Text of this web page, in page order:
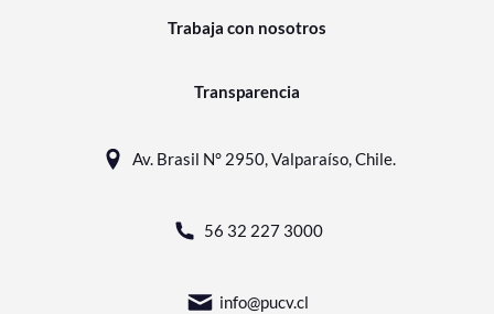
Trabaja con nosotros
Transparencia
Av. Brasil N° 2950, Valparaíso, Chile.
56 32 227 3000
info@pucv.cl